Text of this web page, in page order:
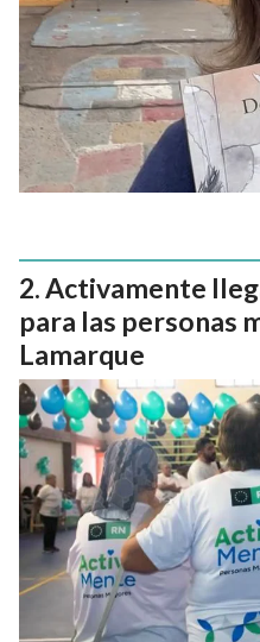
Activamente
para las personas
Lamarque